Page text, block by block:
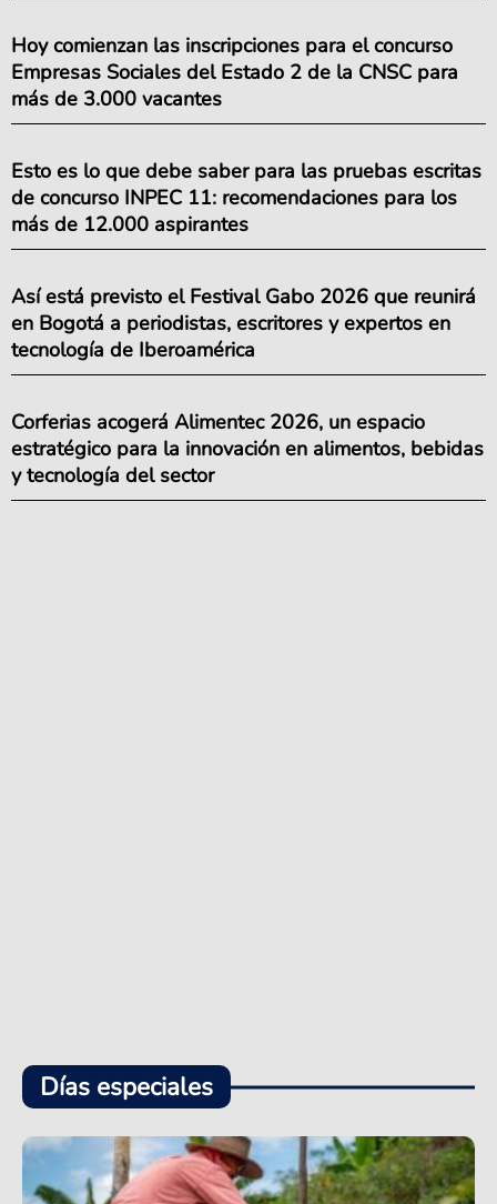
Hoy comienzan las inscripciones para el concurso
Empresas Sociales del Estado 2 de la CNSC para
más de 3.000 vacantes
Esto es lo que debe saber para las pruebas escritas
de concurso INPEC 11: recomendaciones para los
más de 12.000 aspirantes
Así está previsto el Festival Gabo 2026 que reunirá
en Bogotá a periodistas, escritores y expertos en
tecnología de Iberoamérica
Corferias acogerá Alimentec 2026, un espacio
estratégico para la innovación en alimentos, bebidas
y tecnología del sector
Días especiales